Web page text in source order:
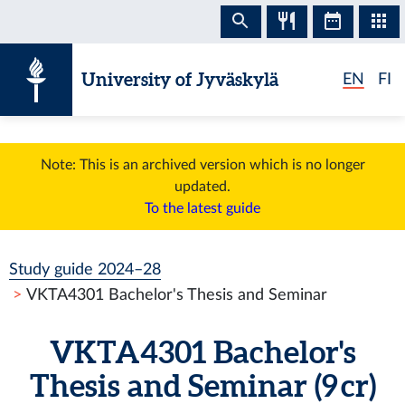
University of Jyväskylä EN FI
Note: This is an archived version which is no longer
updated.
To the latest guide
Study guide 2024–28
VKTA4301 Bachelor's Thesis and Seminar
VKTA4301 Bachelor's
Thesis and Seminar (9 cr)